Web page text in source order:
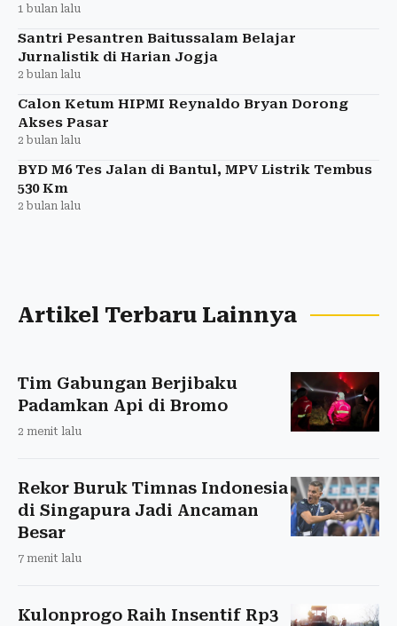
1 bulan lalu
Santri Pesantren Baitussalam Belajar
Jurnalistik di Harian Jogja
2 bulan lalu
Calon Ketum HIPMI Reynaldo Bryan Dorong
Akses Pasar
2 bulan lalu
BYD M6 Tes Jalan di Bantul, MPV Listrik Tembus
530 Km
2 bulan lalu
Artikel Terbaru Lainnya
Tim Gabungan Berjibaku
Padamkan Api di Bromo
2 menit lalu
Rekor Buruk Timnas Indonesia
di Singapura Jadi Ancaman
Besar
7 menit lalu
Kulonprogo Raih Insentif Rp3